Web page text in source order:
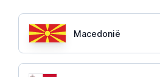
Macedonië